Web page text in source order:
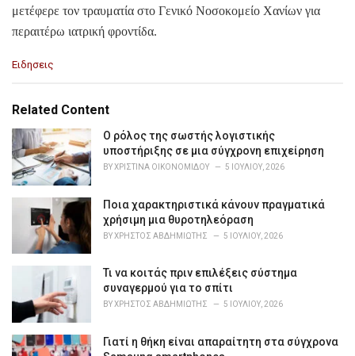
μετέφερε τον τραυματία στο Γενικό Νοσοκομείο Χανίων για
περαιτέρω ιατρική φροντίδα.
C
e
o
r
i
e
Ειδησεις
Related Content
Ο ρόλος της σωστής λογιστικής
υποστήριξης σε μια σύγχρονη επιχείρηση
BYΧΡΙΣΤΊΝΑ ΟΙΚΟΝΟΜΊΔΟΥ 5 ΙΟΥΛΊΟΥ, 2026
Ποια χαρακτηριστικά κάνουν πραγματικά
χρήσιμη μια θυροτηλεόραση
BYΧΡΉΣΤΟΣ ΑΒΔΗΜΙΏΤΗΣ 5 ΙΟΥΛΊΟΥ, 2026
Τι να κοιτάς πριν επιλέξεις σύστημα
συναγερμού για το σπίτι
BYΧΡΉΣΤΟΣ ΑΒΔΗΜΙΏΤΗΣ 5 ΙΟΥΛΊΟΥ, 2026
Γιατί η θήκη είναι απαραίτητη στα σύγχρονα